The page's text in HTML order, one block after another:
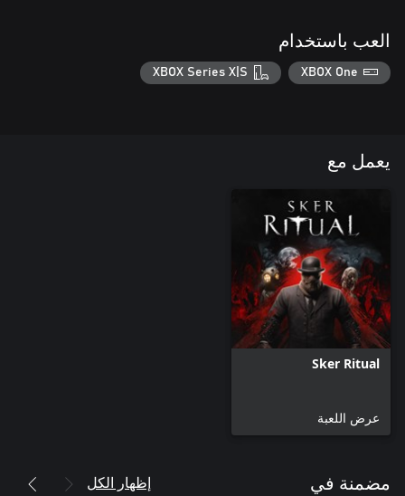
العب باستخدام
XBOX One
XBOX Series X|S
يعمل مع
Sker Ritual
عرض اللعبة
مضمنة في إظهار الكل